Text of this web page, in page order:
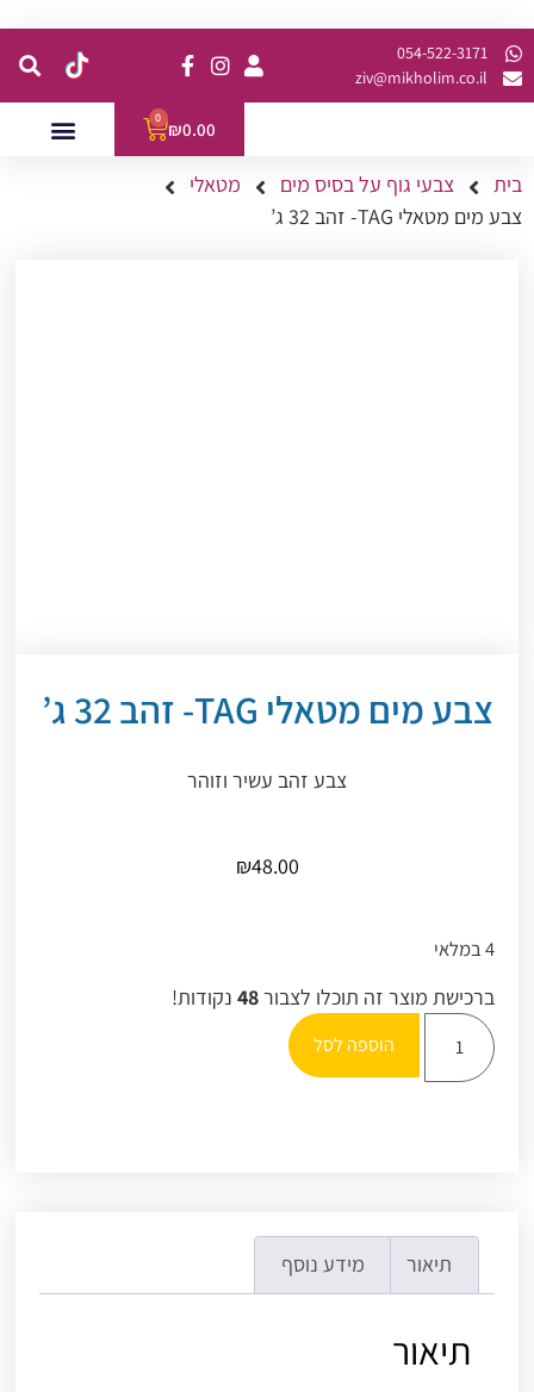
054-522-3171⁩
ziv@mikholim.co.il
₪0.00
0
בית צבעי גוף על בסיס מים
מטאלי
צבע מים מטאלי TAG- זהב 32 ג’
צבע מים מטאלי TAG- זהב 32 ג’
צבע זהב עשיר וזוהר
₪48.00
4 במלאי
ברכישת מוצר זה תוכלו לצבור48נקודות!
הוספה לסל
תיאור מידע נוסף
תיאור